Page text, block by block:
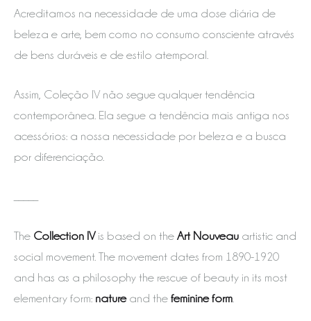
Acreditamos na necessidade de uma dose diária de
beleza e arte, bem como no consumo consciente através
de bens duráveis e de estilo atemporal.
Assim, Coleção IV não segue qualquer tendência
contemporânea. Ela segue a tendência mais antiga nos
acessórios: a nossa necessidade por beleza e a busca
por diferenciação.
The Collection IVis based on the Art Nouveau artistic and
social movement. The movement dates from 1890-1920
and has as a philosophy the rescue of beauty in its most
elementary form: natureand the feminine form